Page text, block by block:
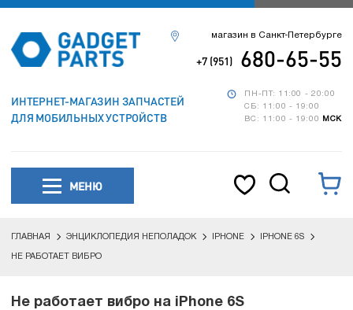
ИНТЕРНЕТ-МАГАЗИН ЗАПЧАСТЕЙ
ДЛЯ МОБИЛЬНЫХ УСТРОЙСТВ
ПН-ПТ: 11:00 - 20:00
СБ: 11:00 - 19:00
ВС: 11:00 - 19:00
МСК
магазин в Санкт-Петербурге
+7 (951) 680-65-55
МЕНЮ
ГЛАВНАЯ ЭНЦИКЛОПЕДИЯ НЕПОЛАДОК IPHONE IPHONE 6S
НЕ РАБОТАЕТ ВИБРО
Не работает вибро на iPhone 6S